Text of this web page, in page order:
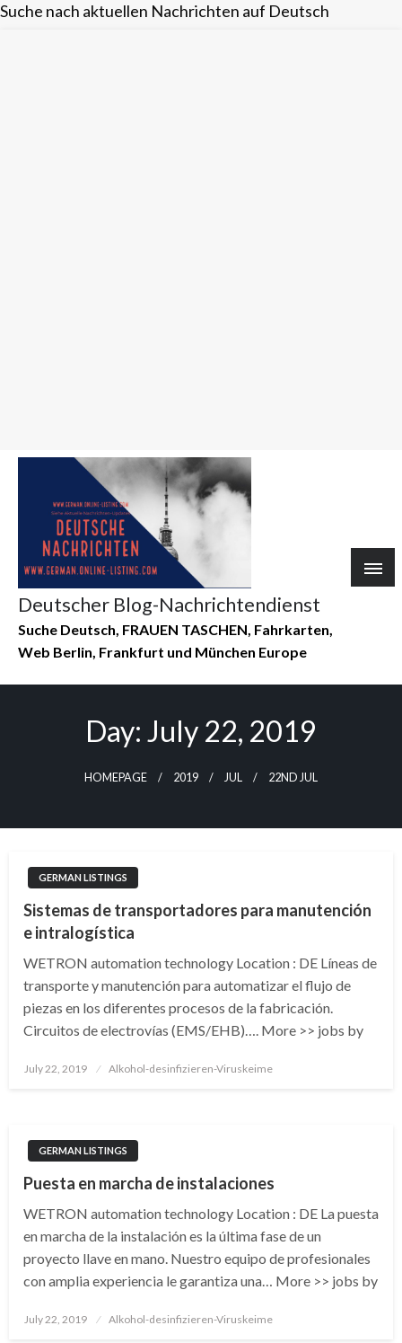
Suche nach aktuellen Nachrichten auf Deutsch
Deutscher Blog-Nachrichtendienst
Suche Deutsch, FRAUEN TASCHEN, Fahrkarten,
Web Berlin, Frankfurt und München Europe
Day: July 22, 2019
HOMEPAGE 2019 JUL 22ND JUL
GERMAN LISTINGS
Sistemas de transportadores para manutención
e intralogística
WETRON automation technology Location : DE Líneas de
transporte y manutención para automatizar el flujo de
piezas en los diferentes procesos de la fabricación.
Circuitos de electrovías (EMS/EHB)…. More >> jobs by
Posted
July 22, 2019 Alkohol-desinfizieren-Viruskeime
GERMAN LISTINGS
Puesta en marcha de instalaciones
WETRON automation technology Location : DE La puesta
en marcha de la instalación es la última fase de un
proyecto llave en mano. Nuestro equipo de profesionales
con amplia experiencia le garantiza una… More >> jobs by
Posted
July 22, 2019 Alkohol-desinfizieren-Viruskeime